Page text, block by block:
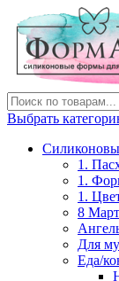
Выбрать
1.
1.
1.
8
Для
Еда/